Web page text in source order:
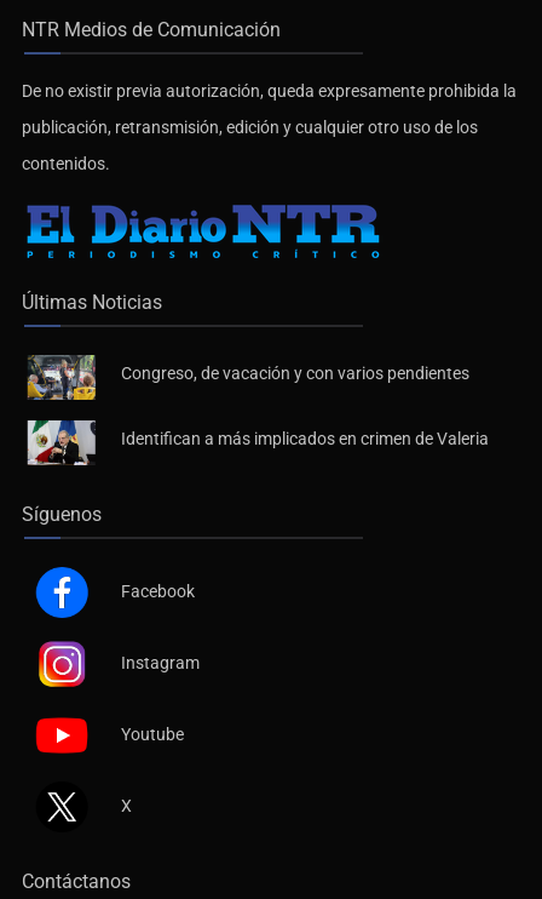
NTR Medios de Comunicación
De no existir previa autorización, queda expresamente prohibida la
publicación, retransmisión, edición y cualquier otro uso de los
contenidos.
Últimas Noticias
Congreso, de vacación y con varios pendientes
Identifican a más implicados en crimen de Valeria
Síguenos
Facebook
Instagram
Youtube
X
Contáctanos